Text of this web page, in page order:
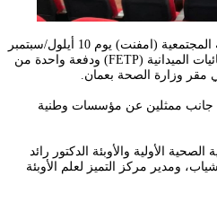
احتفلت وزارة الصحة الأردنية والشبكة الشرق أوسطية للصحة المجتمعية (امفنت) يوم 10 أيلول/سبتمبر
2025 بتخريج دفعتين جديدتين من البرنامج الأردني لتدريب الوبائيات الميدانية (FETP) ودفعة واحدة من
جانب ممثلين عن مؤسسات وطنية
الأولية والأوبئة الدكتور رائد
ومدير مركز التميز لعلم الأوبئة